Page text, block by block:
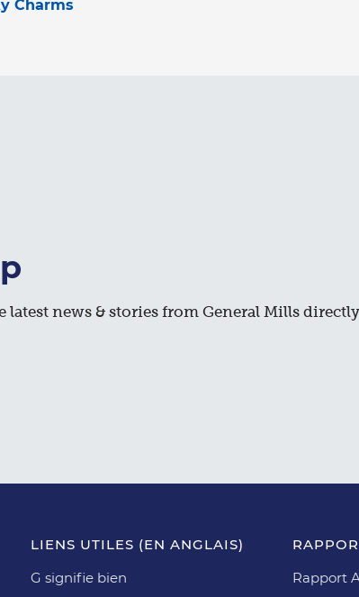
Charms
news & stories from General Mills
LIENS UTILES (EN ANGLAIS)
G signifie bien
Rapport